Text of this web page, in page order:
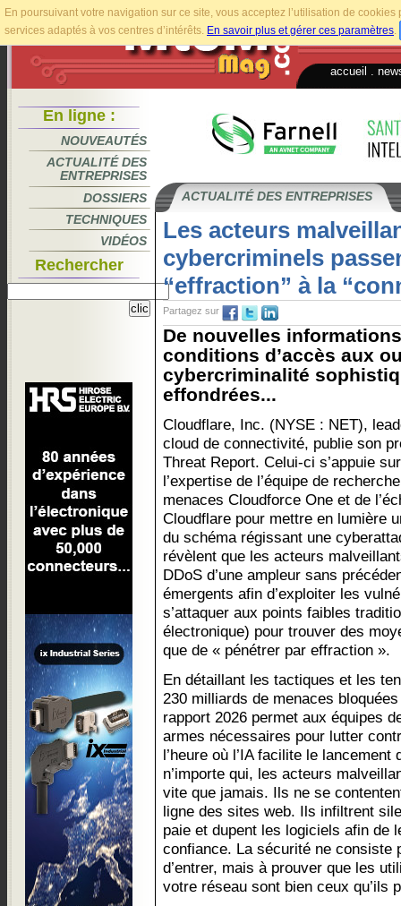
En poursuivant votre navigation sur ce site, vous acceptez l’utilisation de
services adaptés à vos centres d’intérêts. En savoir plus et gérer ces paramètres.
accueil
En ligne :
NOUVEAUTÉS
ACTUALITÉ DES
ENTREPRISES
DOSSIERS
TECHNIQUES
VIDÉOS
Rechercher
ACTUALITÉ DES ENTREPRISES
Les acteurs
cybercriminels
“effraction” à la
Partagez sur
De nouvelles
conditions d’accès aux
cybercriminalité
effondrées...
Cloudflare, Inc. (NYSE : NET),
cloud de connectivité, publie son
Threat Report. Celui-ci s’appuie sur
l’expertise de l’équipe de
menaces Cloudforce One et de
Cloudflare pour mettre en lumière
du schéma régissant une
révèlent que les acteurs
DDoS d’une ampleur sans
émergents afin d’exploiter les
s’attaquer aux points faibles
électronique) pour trouver des
que de « pénétrer par effraction ».
En détaillant les tactiques et les
230 milliards de menaces
rapport 2026 permet aux équipes
armes nécessaires pour lutter
l’heure où l’IA facilite le lancement
n’importe qui, les acteurs
vite que jamais. Ils ne se
ligne des sites web. Ils infiltrent
paie et dupent les logiciels afin de
confiance. La sécurité ne consiste
d’entrer, mais à prouver que les
votre réseau sont bien ceux qu’ils